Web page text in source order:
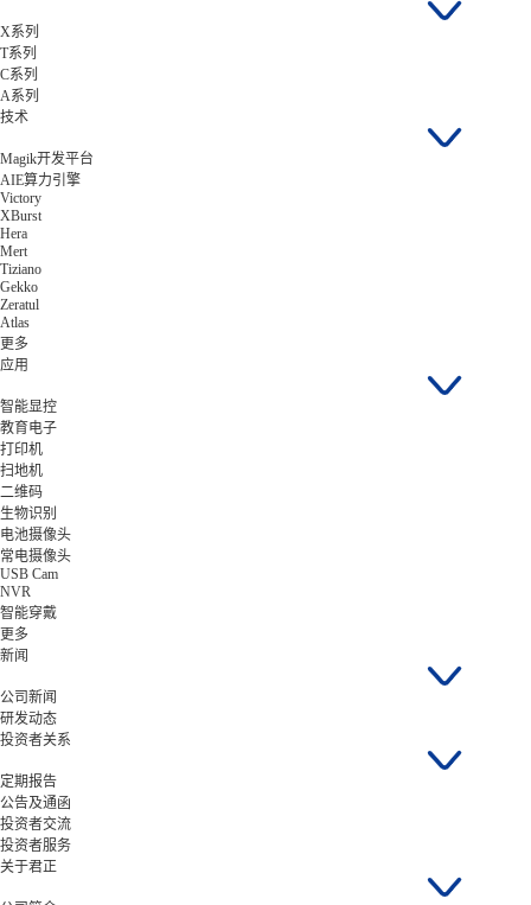
X系列
T系列
C系列
A系列
技术
Magik开发平台
AIE算力引擎
Victory
XBurst
Hera
Mert
Tiziano
Gekko
Zeratul
Atlas
更多
应用
智能显控
教育电子
打印机
扫地机
二维码
生物识别
电池摄像头
常电摄像头
USB Cam
NVR
智能穿戴
更多
新闻
公司新闻
研发动态
投资者关系
定期报告
公告及通函
投资者交流
投资者服务
关于君正